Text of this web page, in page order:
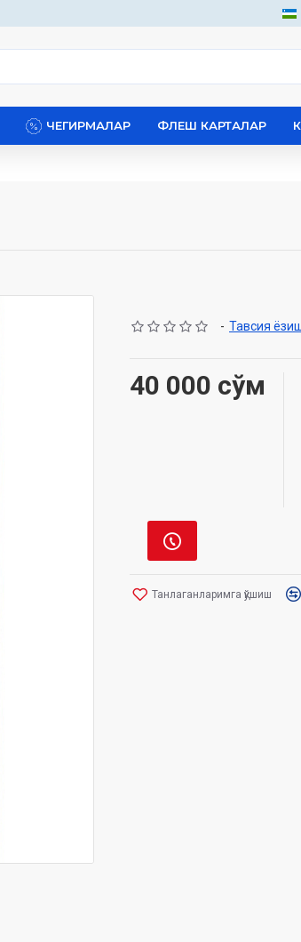
ЧЕГИРМАЛАР ФЛЕШ КАРТАЛАР
- Тавсия
40 000 сўм
Танлаганларимга қўшиш